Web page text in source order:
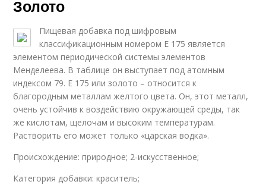
Золото
Пищевая добавка под шифровым
классификационным номером Е 175 является
элементом периодической системы элементов
Менделеева. В таблице он выступает под атомным
индексом 79. Е 175 или золото – относится к
благородным металлам желтого цвета. Он, этот металл,
очень устойчив к воздействию окружающей среды, так
же кислотам, щелочам и высоким температурам.
Растворить его может только «царская водка».
Происхождение: природное; 2-искусственное;
Категория добавки: краситель;